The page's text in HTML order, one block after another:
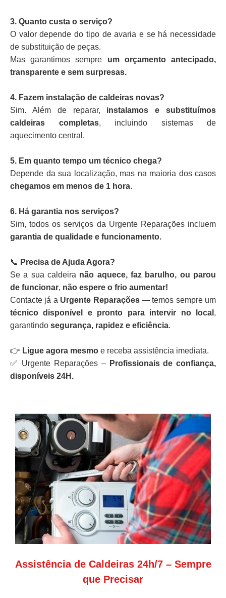
3. Quanto custa o serviço?
O valor depende do tipo de avaria e se há necessidade
de substituição de peças.
Mas garantimos sempre um orçamento antecipado,
transparente e sem surpresas.
4. Fazem instalação de caldeiras novas?
Sim. Além de reparar, instalamos e substituímos
caldeiras completas, incluindo sistemas de
aquecimento central.
5. Em quanto tempo um técnico chega?
Depende da sua localização, mas na maioria dos casos
chegamos em menos de 1 hora.
6. Há garantia nos serviços?
Sim, todos os serviços da Urgente Reparações incluem
garantia de qualidade e funcionamento.
📞 Precisa de Ajuda Agora?
Se a sua caldeira não aquece, faz barulho, ou parou
de funcionar, não espere o frio aumentar!
Contacte já a Urgente Reparações— temos sempre um
técnico disponível e pronto para intervir no local ,
garantindo segurança, rapidez e eficiência.
👉 Ligue agora mesmo e receba assistência imediata.
✅ Urgente Reparações – Profissionais de confiança,
disponíveis 24H.
Assistência de Caldeiras 24h/7 – Sempre
que Precisar